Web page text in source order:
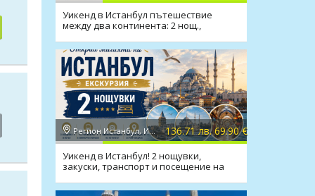
Уикенд в Истанбул пътешествие
между два континента: 2 нощ.,
Регион Истанбул, Истанбул 136.71 лв. 69.90 €
Уикенд в Истанбул! 2 нощувки,
закуски, транспорт и посещение на